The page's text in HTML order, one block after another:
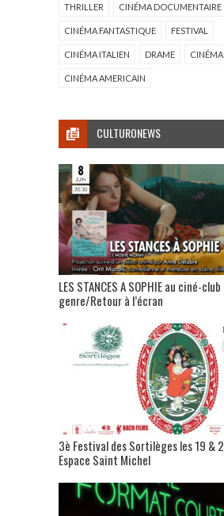
THRILLER CINÉMA DOCUMENTAIRE
CINÉMA FANTASTIQUE FESTIVAL
CINÉMA ITALIEN DRAME
CINÉMA AMERICAIN
CULTURONEWS
LES STANCES A SOPHIE au ciné-club
genre/Retour à l’écran
3è Festival des Sortilèges les 19 &
Espace Saint Michel